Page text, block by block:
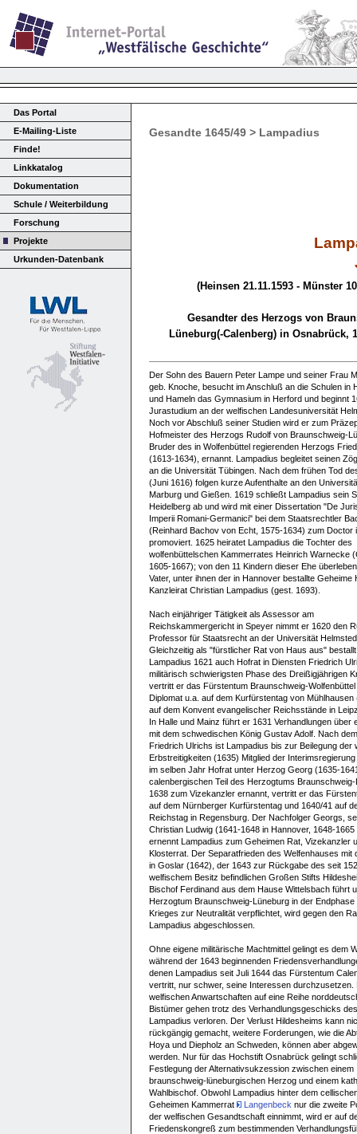
Das Portal
E-Mailing-Liste
Finde!
Linkkatalog
Dokumentation
Schule / Weiterbildung
Forschung
Projekte
Urkunden-Datenbank
Gesandte 1645/49 > Lampadius
(Heinsen 21.11.1593 - Münster
Gesandter des Herzogs von
Lüneburg(-Calenberg) in Osnabrück,
Der Sohn des Bauern Peter Lampe und seiner Frau
geb. Knoche, besucht im Anschluß an die Schulen in
und Hameln das Gymnasium in Herford und beginnt
Jurastudium an der welfischen Landesuniversität
Noch vor Abschluß seiner Studien wird er zum
Hofmeister des Herzogs Rudolf von Braunschweig-
Bruder des in Wolfenbüttel regierenden Herzogs
(1613-1634), ernannt. Lampadius begleitet seinen
an die Universität Tübingen. Nach dem frühen Tod
(Juni 1616) folgen kurze Aufenthalte an den
Marburg und Gießen. 1619 schließt Lampadius sein
Heidelberg ab und wird mit einer Dissertation "De
Imperii Romani-Germanici" bei dem Staatsrechtler
(Reinhard Bachov von Echt, 1575-1634) zum Doctor
promoviert. 1625 heiratet Lampadius die Tochter des
wolfenbüttelschen Kammerrates Heinrich Warnecke
1605-1667); von den 11 Kindern dieser Ehe
Vater, unter ihnen der in Hannover bestallte Geheime
Kanzleirat Christian Lampadius (gest. 1693).
Nach einjähriger Tätigkeit als Assessor am
Reichskammergericht in Speyer nimmt er 1620 den
Professor für Staatsrecht an der Universität
Gleichzeitig als "fürstlicher Rat von Haus aus"
Lampadius 1621 auch Hofrat in Diensten Friedrich
militärisch schwierigsten Phase des Dreißigjährigen
vertritt er das Fürstentum Braunschweig-Wolfenbüttel
Diplomat u.a. auf dem Kurfürstentag von Mühlhausen
auf dem Konvent evangelischer Reichsstände in
In Halle und Mainz führt er 1631 Verhandlungen über
mit dem schwedischen König Gustav Adolf. Nach
Friedrich Ulrichs ist Lampadius bis zur Beilegung der
Erbstreitigkeiten (1635) Mitglied der
im selben Jahr Hofrat unter Herzog Georg (1635-
calenbergischen Teil des Herzogtums
1638 zum Vizekanzler ernannt, vertritt er das
auf dem Nürnberger Kurfürstentag und 1640/41 auf
Reichstag in Regensburg. Der Nachfolger Georgs,
Christian Ludwig (1641-1648 in Hannover, 1648-1665
ernennt Lampadius zum Geheimen Rat, Vizekanzler
Klosterrat. Der Separatfrieden des Welfenhauses mit
in Goslar (1642), der 1643 zur Rückgabe des seit
welfischem Besitz befindlichen Großen Stifts
Bischof Ferdinand aus dem Hause Wittelsbach führt
Herzogtum Braunschweig-Lüneburg in der Endphase
Krieges zur Neutralität verpflichtet, wird gegen den
Lampadius abgeschlossen.
Ohne eigene militärische Machtmittel gelingt es dem
während der 1643 beginnenden
denen Lampadius seit Juli 1644 das Fürstentum
vertritt, nur schwer, seine Interessen durchzusetzen.
welfischen Anwartschaften auf eine Reihe
Bistümer gehen trotz des Verhandlungsgeschicks des
Lampadius verloren. Der Verlust Hildesheims kann
rückgängig gemacht, weitere Forderungen, wie die
Hoya und Diepholz an Schweden, können aber
werden. Nur für das Hochstift Osnabrück gelingt
Festlegung der Alternativsukzession zwischen einem
braunschweig-lüneburgischen Herzog und einem
Wahlbischof. Obwohl Lampadius hinter dem
Geheimen Kammerrat
Langenbeck nur die zweite
der welfischen Gesandtschaft einnimmt, wird er auf
Friedenskongreß zum bestimmenden